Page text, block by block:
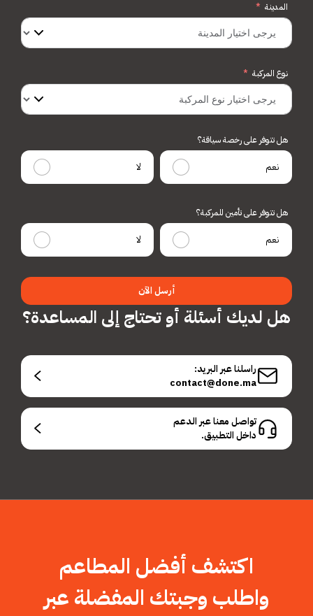
المدينة
نوع المركبة
هل تتوفر على رخصة سياقة؟
نعم لا
هل تتوفر على تأمين للمركبة؟
نعم لا
أرسل الآن
هل لديك أسئلة أو تحتاج إلى المساعدة؟
راسلنا عبر البريد:
contact@done.ma
تواصل معنا عبر الدعم
داخل التطبيق.
اكتشف أفضل المطاعم
واطلب وجبتك المفضلة عبر